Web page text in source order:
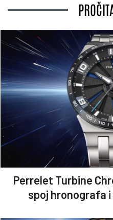
Perrelet Turbine
spoj hronografa